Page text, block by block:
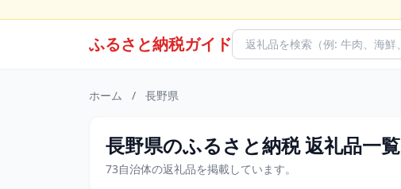
ふるさと納税ガイド
ホーム / 長野県
長野県のふるさと納税 返礼品一覧
73自治体の返礼品を掲載しています。